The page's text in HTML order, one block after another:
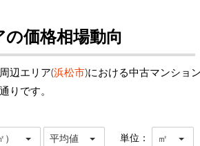
価格相場動向
辺エリア(浜松市)における中古マンショ
りです。
平均値 単位： ㎡